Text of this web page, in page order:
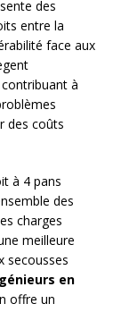
des
entre la
face aux
à
des coûts
à 4 pans
des
charges
meilleure
secousses
en
offre un